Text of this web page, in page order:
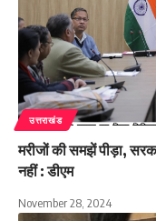
उत्तराखंड
मरीजों की समझें पीड़ा,
नहीं : डीएम
November 28, 2024